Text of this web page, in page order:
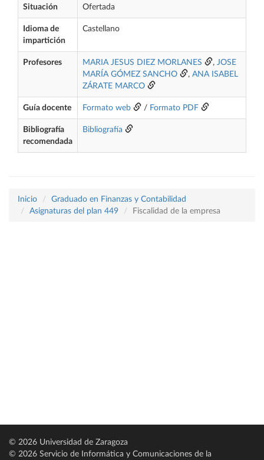
Situación Ofertada
Idioma de
impartición
Castellano
Profesores MARIA JESUS DIEZ MORLANES , JOSE
MARÍA GÓMEZ SANCHO
, ANA ISABEL
ZÁRATE MARCO
Guía docente Formato web / Formato PDF
Bibliografía
recomendada
Bibliografía
Inicio
Graduado en Finanzas y Contabilidad
Asignaturas del plan 449
Fiscalidad de la empresa
© 2026 Universidad de Zaragoza
© 2026 Servicio de Informática y Comunicaciones de la